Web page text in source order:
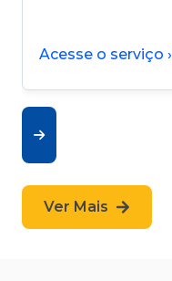
Acesse o serviço ›
Ver Mais